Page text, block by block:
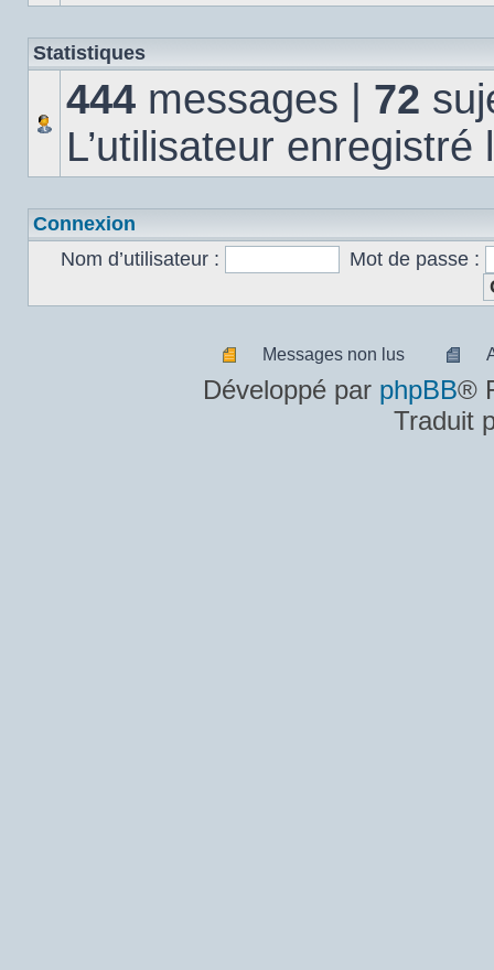
Statistiques
444 messages | 72
L’utilisateur
Connexion
Nom d’utilisateur :
Mot de passe :
Messages
non
Messages non lus
lu
Développé par phpBB®
Traduit